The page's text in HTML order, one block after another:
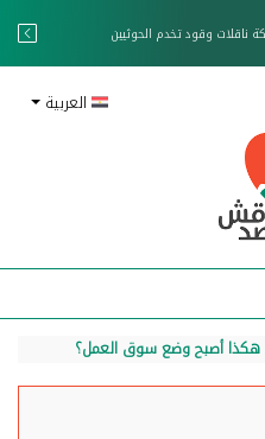
ناقلات وقود تخدم الحوثيين
العربية